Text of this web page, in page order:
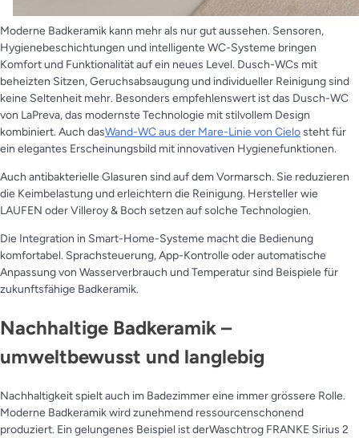
Moderne Badkeramik kann mehr als nur gut aussehen. Sensoren,
Hygienebeschichtungen und intelligente WC-Systeme bringen
Komfort und Funktionalität auf ein neues Level. Dusch-WCs mit
beheizten Sitzen, Geruchsabsaugung und individueller Reinigung sind
keine Seltenheit mehr. Besonders empfehlenswert ist das Dusch-WC
von LaPreva, das modernste Technologie mit stilvollem Design
kombiniert. Auch dasWand-WC aus der Mare-Linie von Cielosteht für
ein elegantes Erscheinungsbild mit innovativen Hygienefunktionen.
Auch antibakterielle Glasuren sind auf dem Vormarsch. Sie reduzieren
die Keimbelastung und erleichtern die Reinigung. Hersteller wie
LAUFEN oder Villeroy & Boch setzen auf solche Technologien.
Die Integration in Smart-Home-Systeme macht die Bedienung
komfortabel. Sprachsteuerung, App-Kontrolle oder automatische
Anpassung von Wasserverbrauch und Temperatur sind Beispiele für
zukunftsfähige Badkeramik.
Nachhaltige Badkeramik –
umweltbewusst und langlebig
Nachhaltigkeit spielt auch im Badezimmer eine immer grössere Rolle.
Moderne Badkeramik wird zunehmend ressourcenschonend
produziert. Ein gelungenes Beispiel ist derWaschtrog FRANKE Sirius 2